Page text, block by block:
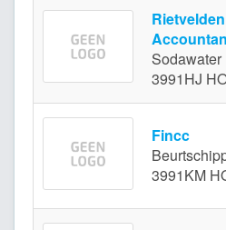
Rietvelden
Sodawater
3991HJ
Fincc
3991KM